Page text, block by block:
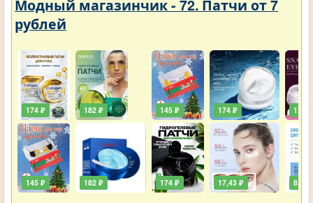
Модный магазинчик - 72. Патчи от 7
рублей
174 ₽
145 ₽
182 ₽
182 ₽
145 ₽
174 ₽
174 ₽
17,43 ₽
174 ₽
8,72